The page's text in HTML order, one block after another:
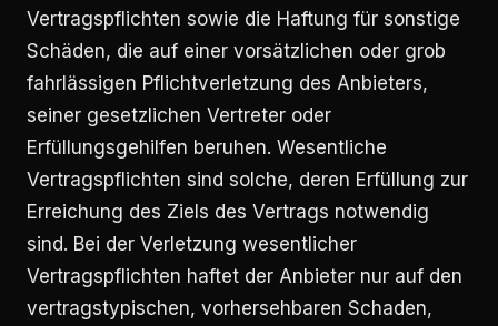
Vertragspflichten sowie die Haftung für sonstige
Schäden, die auf einer vorsätzlichen oder grob
fahrlässigen Pflichtverletzung des Anbieters,
seiner gesetzlichen Vertreter oder
Erfüllungsgehilfen beruhen. Wesentliche
Vertragspflichten sind solche, deren Erfüllung zur
Erreichung des Ziels des Vertrags notwendig
sind. Bei der Verletzung wesentlicher
Vertragspflichten haftet der Anbieter nur auf den
vertragstypischen, vorhersehbaren Schaden,